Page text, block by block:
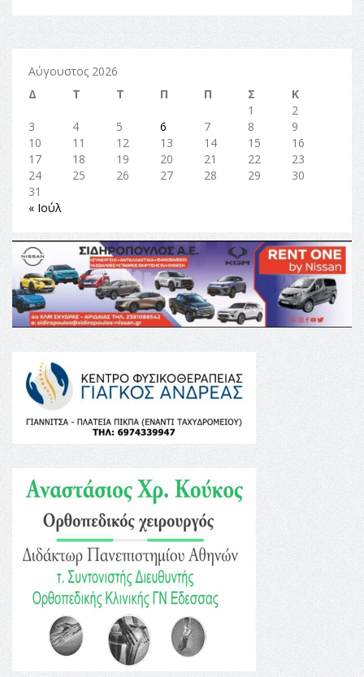
Αύγουστος 2026
Δ
Τ Τ Π Π Σ
Κ
1
2
3
4 5 6 7 8
9
10
11 12 13 14 15
16
17
18 19 20 21 22
23
24
25 26 27 28 29
30
31
« Ιούλ